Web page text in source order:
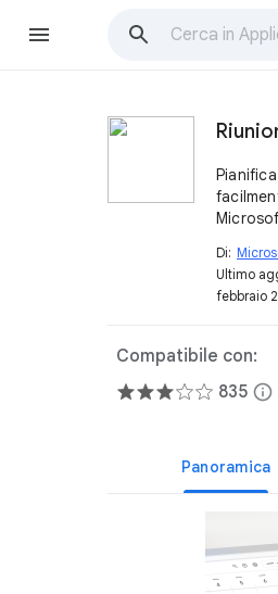
Teams
Di:
Ultimo
febbraio
Compatibile con:
835 info
Panoramica